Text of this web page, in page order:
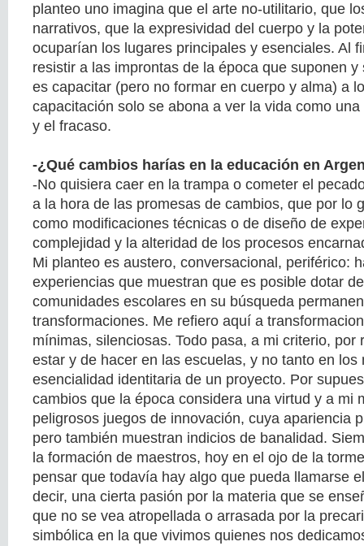
planteo uno imagina que el arte no-utilitario, que
narrativos, que la expresividad del cuerpo y la
ocuparían los lugares principales y esenciales. Al
resistir a las improntas de la época que suponen
es capacitar (pero no formar en cuerpo y alma) a
capacitación solo se abona a ver la vida como
y el fracaso.
-¿Qué cambios harías en la educación en
-No quisiera caer en la trampa o cometer el
a la hora de las promesas de cambios, que por lo
como modificaciones técnicas o de diseño de
complejidad y la alteridad de los procesos
Mi planteo es austero, conversacional, periférico:
experiencias que muestran que es posible dotar
comunidades escolares en su búsqueda
transformaciones. Me refiero aquí a
mínimas, silenciosas. Todo pasa, a mi criterio, por
estar y de hacer en las escuelas, y no tanto en los
esencialidad identitaria de un proyecto. Por
cambios que la época considera una virtud y a mi
peligrosos juegos de innovación, cuya apariencia
pero también muestran indicios de banalidad.
la formación de maestros, hoy en el ojo de la
pensar que todavía hay algo que pueda llamarse
decir, una cierta pasión por la materia que se
que no se vea atropellada o arrasada por la
simbólica en la que vivimos quienes nos